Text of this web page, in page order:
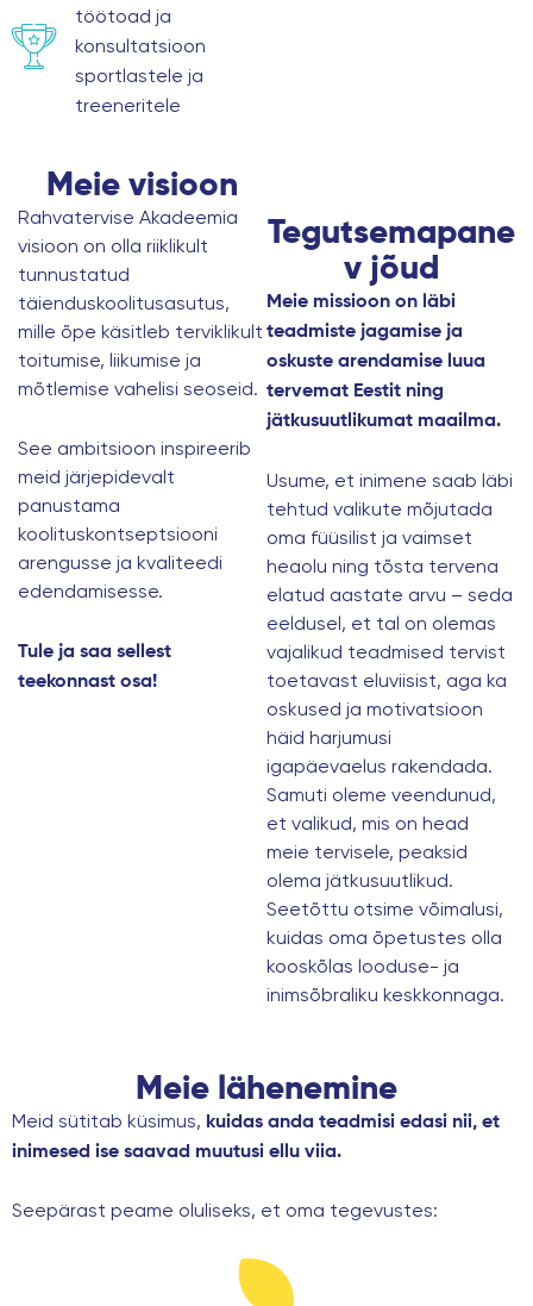
töötoad ja
konsultatsioon
sportlastele ja
treeneritele
Meie visioon
Rahvatervise Akadeemia
visioon on olla riiklikult
tunnustatud
täienduskoolitusasutus,
mille õpe käsitleb terviklikult
toitumise, liikumise ja
mõtlemise vahelisi seoseid.
See ambitsioon inspireerib
meid järjepidevalt
panustama
koolituskontseptsiooni
arengusse ja kvaliteedi
edendamisesse.
Tule ja saa sellest
teekonnast osa!
Tegutsemapane
v jõud
Meie missioon on läbi
teadmiste jagamise ja
oskuste arendamise luua
tervemat Eestit ning
jätkusuutlikumat maailma.
Usume, et inimene saab läbi
tehtud valikute mõjutada
oma füüsilist ja vaimset
heaolu ning tõsta tervena
elatud aastate arvu – seda
eeldusel, et tal on olemas
vajalikud teadmised tervist
toetavast eluviisist, aga ka
oskused ja motivatsioon
häid harjumusi
igapäevaelus rakendada.
Samuti oleme veendunud,
et valikud, mis on head
meie tervisele, peaksid
olema jätkusuutlikud.
Seetõttu otsime võimalusi,
kuidas oma õpetustes olla
kooskõlas looduse- ja
inimsõbraliku keskkonnaga.
Meie lähenemine
Meid sütitab küsimus, kuidas anda teadmisi edasi nii, et
inimesed ise saavad muutusi ellu viia.
Seepärast peame oluliseks, et oma tegevustes: